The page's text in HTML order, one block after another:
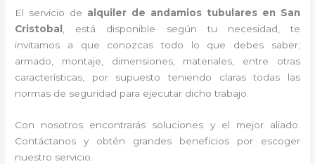
El servicio de alquiler de andamios tubulares en San
Cristobal , está disponible según tu necesidad, te
invitamos a que conozcas todo lo que debes saber;
armado, montaje, dimensiones, materiales, entre otras
características, por supuesto teniendo claras todas las
normas de seguridad para ejecutar dicho trabajo.
Con nosotros encontrarás soluciones y el mejor aliado.
Contáctanos y obtén grandes beneficios por escoger
nuestro servicio.